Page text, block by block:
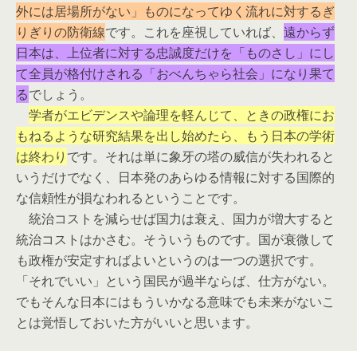
外には居場所がない」ものになってゆく流れに対するぎ
りぎりの防衛線です。これを座視していれば、 遠からず
日本は、上位者に対する忠誠度だけを「ものさし」にし
て全員が格付けされる「おべんちゃら社会」になり果て
るでしょう。
学者がエビデンスや論理を軽んじて、ときの政権にお
もねるような研究結果を出し始めたら、もう日本の学術
は終わり です。それは単に象牙の塔の威信が失われると
いうだけでなく、日本発のあらゆる情報に対する国際的
な信頼性が損なわれるということです。
統治コストを減らせば国力は衰え、国力が増大すると
統治コストはかさむ。そういうものです。国が衰微して
も政権が安定すればよいというのは一つの選択です。
「それでいい」という国民が過半ならば、仕方がない。
でもそんな日本にはもういかなる意味でも未来がないこ
とは覚悟しておいた方がいいと思います。